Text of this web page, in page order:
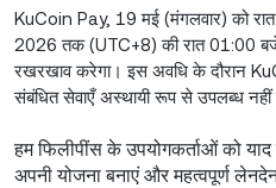
KuCoin Pay, 19 मई (मंगलवार) को
2026 तक (UTC+8) की रात 01:00
रखरखाव करेगा। इस अवधि के दौरान
संबंधित सेवाएँ अस्थायी रूप से उपलब्ध नहीं
हम फिलीपींस के उपयोगकर्ताओं को
अपनी योजना बनाएं और महत्वपूर्ण